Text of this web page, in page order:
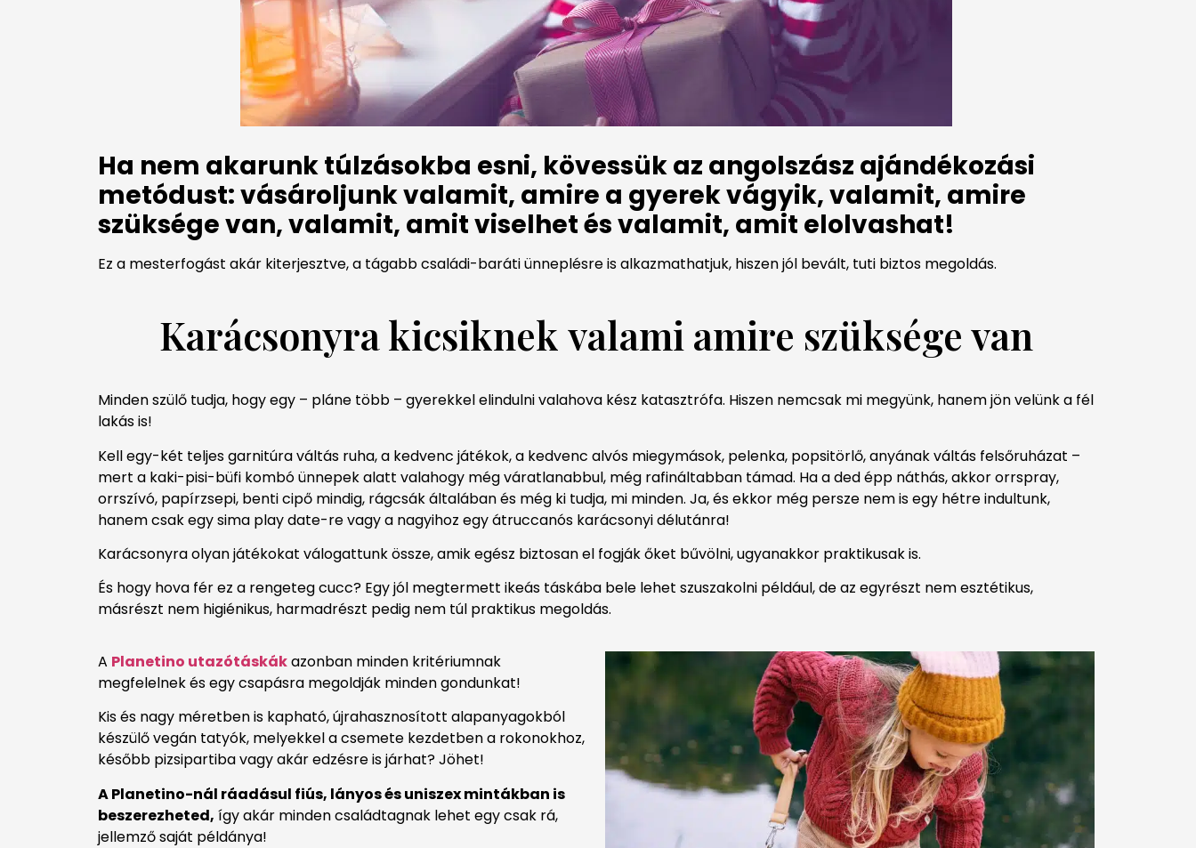
Ha nem akarunk túlzásokba esni, kövessük az angolszász ajándékozási
metódust: vásároljunk valamit, amire a gyerek vágyik, valamit, amire
szüksége van, valamit, amit viselhet és valamit, amit elolvashat!
Ez a mesterfogást akár kiterjesztve, a tágabb családi-baráti ünneplésre is alkazmathatjuk, hiszen jól bevált, tuti biztos megoldás.
Karácsonyra kicsiknekvalami amire szüksége van
Minden szülő tudja, hogy egy – pláne több – gyerekkel elindulni valahova kész katasztrófa. Hiszen nemcsak mi megyünk, hanem jön velünk a fél
lakás is!
Kell egy-két teljes garnitúra váltás ruha, a kedvenc játékok, a kedvenc alvós miegymások, pelenka, popsitörlő, anyának váltás felsőruházat –
mert a kaki-pisi-büfi kombó ünnepek alatt valahogy még váratlanabbul, még rafináltabban támad. Ha a ded épp náthás, akkor orrspray,
orrszívó, papírzsepi, benti cipő mindig, rágcsák általában és még ki tudja, mi minden. Ja, és ekkor még persze nem is egy hétre indultunk,
hanem csak egy sima play date-re vagy a nagyihoz egy átruccanós karácsonyi délutánra!
Karácsonyra olyan játékokat válogattunk össze, amik egész biztosan el fogják őket bűvölni, ugyanakkor praktikusak is.
És hogy hova fér ez a rengeteg cucc? Egy jól megtermett ikeás táskába bele lehet szuszakolni például, de az egyrészt nem esztétikus,
másrészt nem higiénikus, harmadrészt pedig nem túl praktikus megoldás.
A Planetino utazótáskákazonban minden kritériumnak
megfelelnek és egy csapásra megoldják minden gondunkat!
Kis és nagy méretben is kapható, újrahasznosított alapanyagokból
készülő vegán tatyók, melyekkel a csemete kezdetben a rokonokhoz,
később pizsipartiba vagy akár edzésre is járhat? Jöhet!
A Planetino-nál ráadásul fiús, lányos és uniszex mintákban is
beszerezheted, így akár minden családtagnak lehet egy csak rá,
jellemző saját példánya!